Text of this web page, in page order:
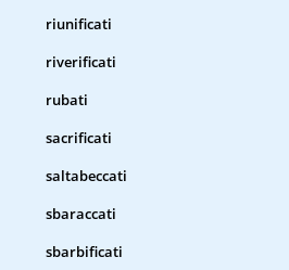
riunificati
riverificati
rubati
sacrificati
saltabeccati
sbaraccati
sbarbificati